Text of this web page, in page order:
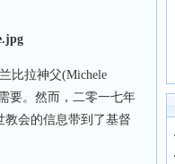
比拉神父(Michele
要。然而，二零一七年
会的信息带到了基督